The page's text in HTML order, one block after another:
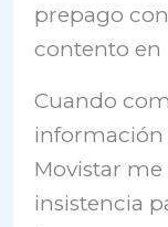
prepago
contento en
Cuando
información
Movistar
insistencia